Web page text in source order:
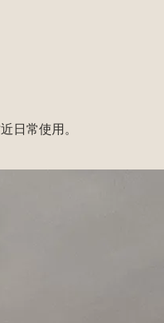
日常使用。